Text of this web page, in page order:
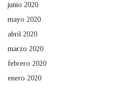
junio 2020
mayo 2020
abril 2020
marzo 2020
febrero 2020
enero 2020